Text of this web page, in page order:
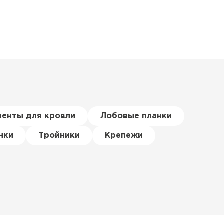
для кровли Лобовые планки
Тройники Крепежи